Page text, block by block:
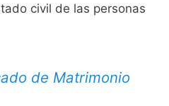
civil de las personas
de Matrimonio